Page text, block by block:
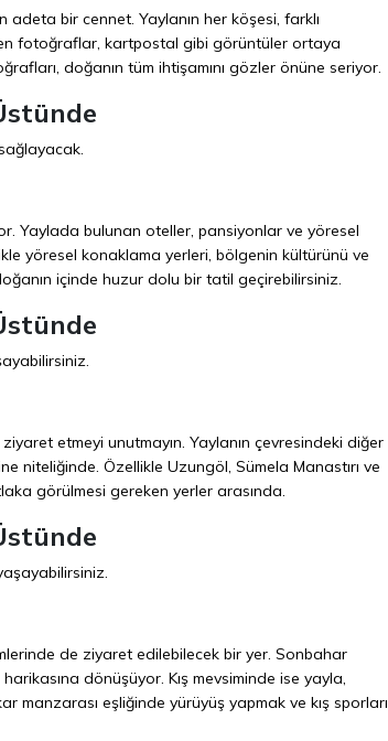
bir cennet. Yaylanın her köşesi, farklı
fotoğraflar, kartpostal gibi görüntüler ortaya
doğanın tüm ihtişamını gözler önüne seriyor.
Yaylada bulunan oteller, pansiyonlar ve yöresel
yöresel konaklama yerleri, bölgenin kültürünü ve
içinde huzur dolu bir tatil geçirebilirsiniz.
etmeyi unutmayın. Yaylanın çevresindeki diğer
niteliğinde. Özellikle Uzungöl, Sümela Manastırı ve
görülmesi gereken yerler arasında.
de ziyaret edilebilecek bir yer. Sonbahar
dönüşüyor. Kış mevsiminde ise yayla,
eşliğinde yürüyüş yapmak ve kış sporları